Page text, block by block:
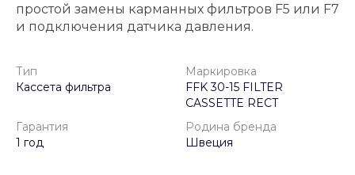
простой замены карманных фильтров F5 или F7
и подключения датчика давления.
Тип
Кассета фильтра
Маркировка
FFK 30-15 FILTER
CASSETTE RECT
Гарантия
1 год
Родина бренда
Швеция